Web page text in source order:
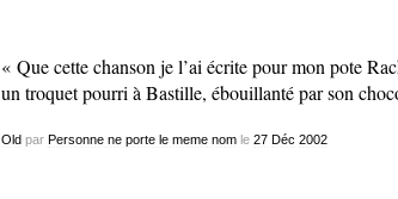
« Que cette chanson je l’ai écrite pour mon pote
un troquet pourri à Bastille, ébouillanté par son
Old par Personne ne porte le meme nomle 27 Déc 2002